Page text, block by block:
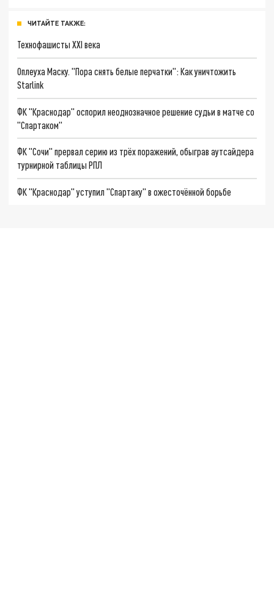
ЧИТАЙТЕ ТАКЖЕ:
Технофашисты XXI века
Оплеуха Маску. "Пора снять белые перчатки": Как уничтожить
Starlink
ФК "Краснодар" оспорил неоднозначное решение судьи в матче со
"Спартаком"
ФК "Сочи" прервал серию из трёх поражений, обыграв аутсайдера
турнирной таблицы РПЛ
ФК "Краснодар" уступил "Спартаку" в ожесточённой борьбе